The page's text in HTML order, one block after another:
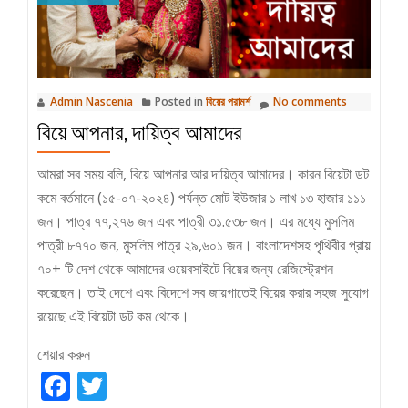
Admin Nascenia Posted in বিয়ের পরামর্শ No comments
বিয়ে আপনার, দায়িত্ব আমাদের
আমরা সব সময় বলি, বিয়ে আপনার আর দায়িত্ব আমাদের। কারন বিয়েটা ডট
কমে বর্তমানে (১৫-০৭-২০২৪) পর্যন্ত মোট ইউজার ১ লাখ ১৩ হাজার ১১১
জন। পাত্র ৭৭,২৭৬ জন এবং পাত্রী ৩১.৫৩৮ জন। এর মধ্যে মুসলিম
পাত্রী ৮৭৭০ জন, মুসলিম পাত্র ২৯,৬০১ জন। বাংলাদেশসহ পৃথিবীর প্রায়
৭০+ টি দেশ থেকে আমাদের ওয়েবসাইটে বিয়ের জন্য রেজিস্ট্রেশন
করেছেন। তাই দেশে এবং বিদেশে সব জায়গাতেই বিয়ের করার সহজ সুযোগ
রয়েছে এই বিয়েটা ডট কম থেকে।
শেয়ার করুন
Facebook